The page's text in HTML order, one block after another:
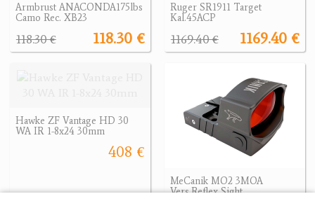
Armbrust ANACONDA175lbs
Camo Rec. XB23
118.30 €
118.30 €
Ruger SR1911 Target
Kal.45ACP
1169.40 €
1169.40 €
Hawke ZF Vantage HD 30
WA IR 1-8x24 30mm
408 €
MeCanik MO2 3MOA
Vers.Reflex Sight